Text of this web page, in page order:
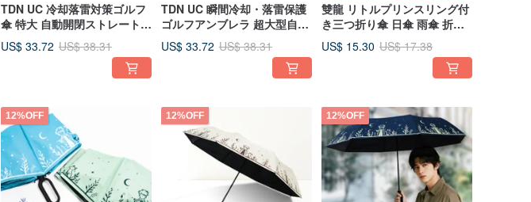
TDN UC 冷却落雷対策ゴルフ
傘 特大 自動開閉ストレート傘
A1721 (活力レッド)
US$ 33.72 US$ 38.31
TDN UC 瞬間冷却・落雷保護
ゴルフアンブレラ 超大型自動
開閉ストレート傘 A1721 (ロ
イヤルブルー)
US$ 33.72 US$ 38.31
雙龍 リトルプリンスリング付
き三つ折り傘 日傘 雨傘 折り
たたみ傘 B5903 (ラベンダー
パープル)
US$ 15.30 US$ 17.38
12%OFF 12%OFF 12%OFF